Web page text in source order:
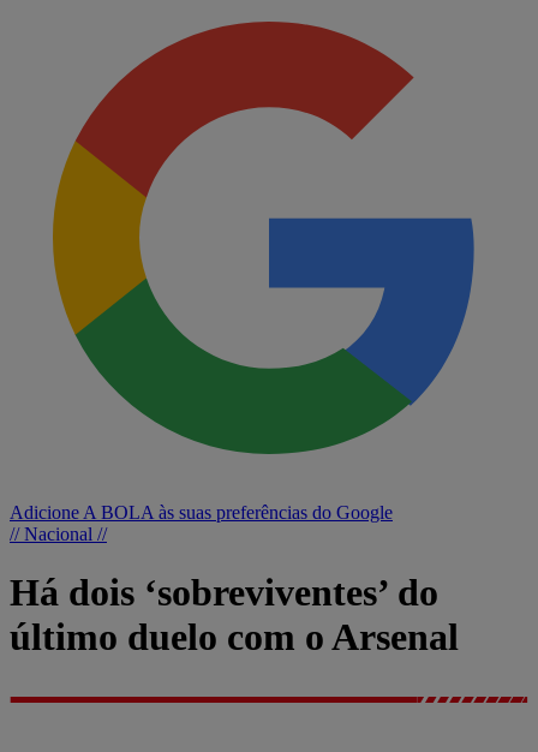
Adicione A BOLA às suas preferências do Google
// Nacional //
Há dois ‘sobreviventes’ do
último duelo com o Arsenal